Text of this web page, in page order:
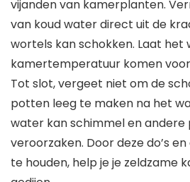
vijanden van kamerplanten.
van koud water direct uit de
wortels kan schokken. Laat het
kamertemperatuur komen
Tot slot, vergeet niet om de
potten leeg te maken na het
water kan schimmel en
veroorzaken. Door deze do’s
te houden, help je je zeldzame